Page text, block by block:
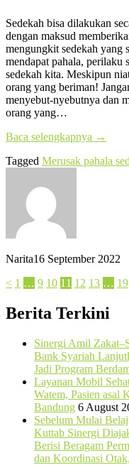
Sedekah bisa dilakukan
dengan maksud
mengungkit sedekah yang
mendapat pahala, perilaku
sedekah kita. Meskipun
orang yang beriman!
menyebut-nyebutnya dan
orang yang…
Baca selengkapnya →
Tagged Merusak pahala
Narita16 September 2022
< 1 … 9 10 11 12 13 … 19
Berita Terkini
Sinergi Amil
Bank Syariah
Jadi Program
Layanan Mobil
Watem, Pasien asal
Bandung 6 August
Sebelum Mulai
Kuttab Sinergi
Berisi Beragam
dan Koordinasi